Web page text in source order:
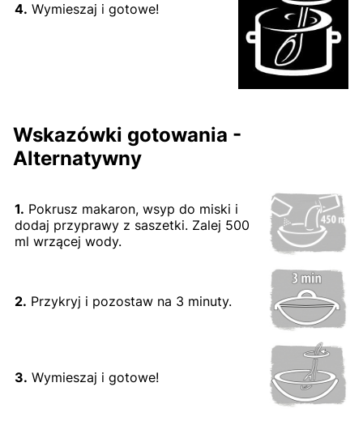
4. Wymieszaj i gotowe!
Wskazówki gotowania -
Alternatywny
1. Pokrusz makaron, wsyp do miski i
dodaj przyprawy z saszetki. Zalej 500
ml wrzącej wody.
2. Przykryj i pozostaw na 3 minuty.
3. Wymieszaj i gotowe!